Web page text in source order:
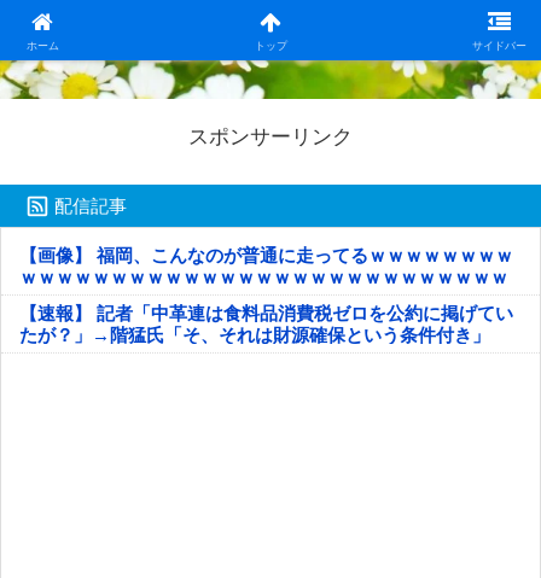
ホーム トップ サイドバー
日本第一！ニュース録
スポンサーリンク
配信記事
【画像】 福岡、こんなのが普通に走ってるｗｗｗｗｗｗｗｗ
ｗｗｗｗｗｗｗｗｗｗｗｗｗｗｗｗｗｗｗｗｗｗｗｗｗｗｗ
ｗｗｗｗｗ
【速報】 記者「中革連は食料品消費税ゼロを公約に掲げてい
たが？」→階猛氏「そ、それは財源確保という条件付き」